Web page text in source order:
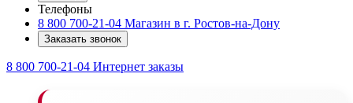
Телефоны
8 800 700-21-04 Магазин в г. Ростов-на-Дону
Заказать звонок
8 800 700-21-04 Интернет заказы